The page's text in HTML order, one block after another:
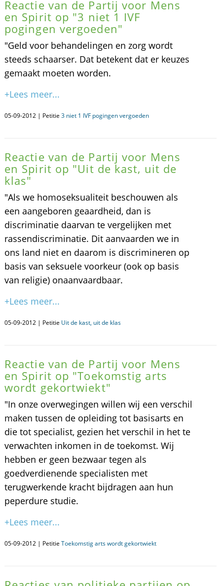
Reactie van de Partij voor Mens
en Spirit op "3 niet 1 IVF
pogingen vergoeden"
"Geld voor behandelingen en zorg wordt
steeds schaarser. Dat betekent dat er keuzes
gemaakt moeten worden.
+Lees meer...
05-09-2012 | Petitie 3 niet 1 IVF pogingen vergoeden
Reactie van de Partij voor Mens
en Spirit op "Uit de kast, uit de
klas"
"Als we homoseksualiteit beschouwen als
een aangeboren geaardheid, dan is
discriminatie daarvan te vergelijken met
rassendiscriminatie. Dit aanvaarden we in
ons land niet en daarom is discrimineren op
basis van seksuele voorkeur (ook op basis
van religie) onaanvaardbaar.
+Lees meer...
05-09-2012 | Petitie Uit de kast, uit de klas
Reactie van de Partij voor Mens
en Spirit op "Toekomstig arts
wordt gekortwiekt"
"In onze overwegingen willen wij een verschil
maken tussen de opleiding tot basisarts en
die tot specialist, gezien het verschil in het te
verwachten inkomen in de toekomst. Wij
hebben er geen bezwaar tegen als
goedverdienende specialisten met
terugwerkende kracht bijdragen aan hun
peperdure studie.
+Lees meer...
05-09-2012 | Petitie Toekomstig arts wordt gekortwiekt